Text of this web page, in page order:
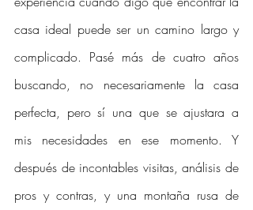
casa ideal puede ser un camino largo y
complicado. Pasé más de cuatro años
buscando, no necesariamente la casa
perfecta, pero sí una que se ajustara a
mis necesidades en ese momento. Y
después de incontables visitas, análisis de
pros y contras, y una montaña rusa de